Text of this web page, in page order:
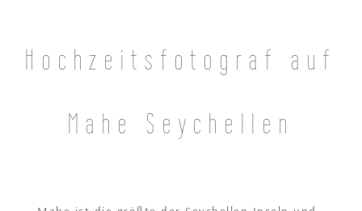
Hochzeitsfotograf auf
Mahe Seychellen